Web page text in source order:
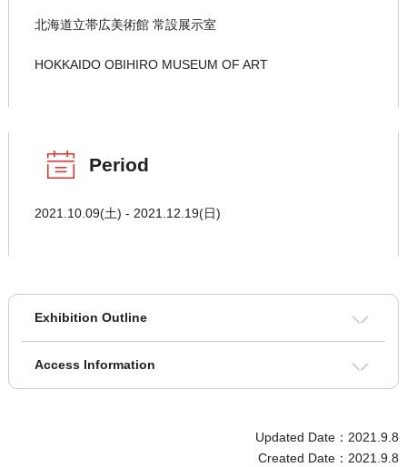
北海道立帯広美術館 常設展示室
HOKKAIDO OBIHIRO MUSEUM OF ART
Period
2021.10.09(土) - 2021.12.19(日)
Exhibition Outline
Access Information
Updated Date：2021.9.8
Created Date：2021.9.8